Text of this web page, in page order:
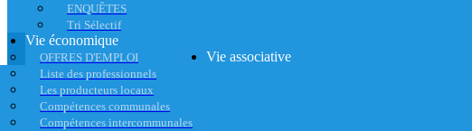
ENQUÊTES
Tri Sélectif
Vie économique
OFFRES D'EMPLOI
Liste des professionnels
Les producteurs locaux
Compétences communales
Compétences intercommunales
Vie associative